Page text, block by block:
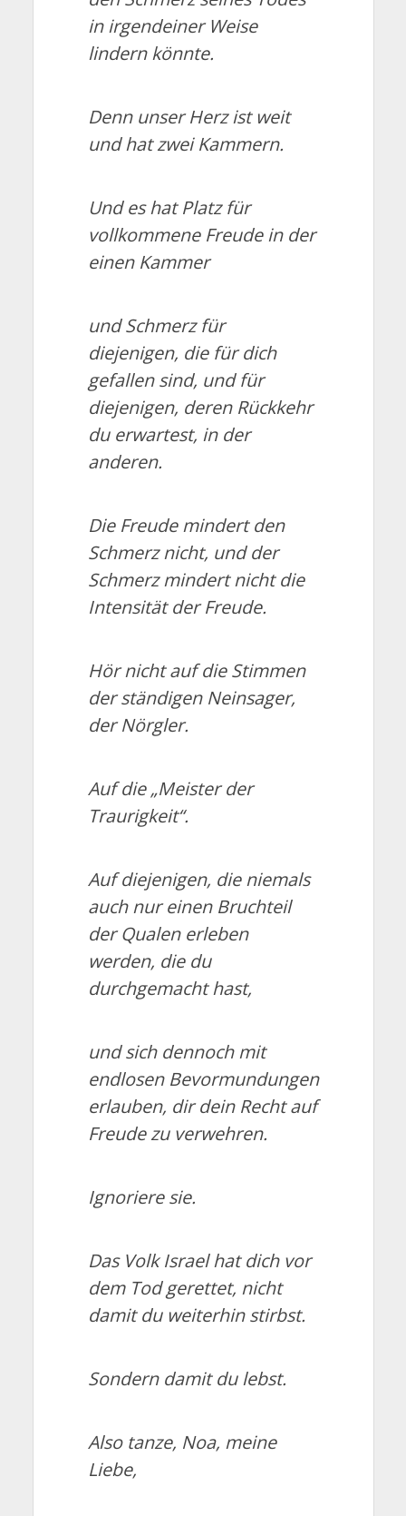
in irgendeiner Weise
lindern könnte.
Denn unser Herz ist weit
und hat zwei Kammern.
Und es hat Platz für
vollkommene Freude in der
einen Kammer
und Schmerz für
diejenigen, die für dich
gefallen sind, und für
diejenigen, deren Rückkehr
du erwartest, in der
anderen.
Die Freude mindert den
Schmerz nicht, und der
Schmerz mindert nicht die
Intensität der Freude.
Hör nicht auf die Stimmen
der ständigen Neinsager,
der Nörgler.
Auf die „Meister der
Traurigkeit“.
Auf diejenigen, die niemals
auch nur einen Bruchteil
der Qualen erleben
werden, die du
durchgemacht hast,
und sich dennoch mit
endlosen Bevormundungen
erlauben, dir dein Recht auf
Freude zu verwehren.
Ignoriere sie.
Das Volk Israel hat dich vor
dem Tod gerettet, nicht
damit du weiterhin stirbst.
Sondern damit du lebst.
Also tanze, Noa, meine
Liebe,